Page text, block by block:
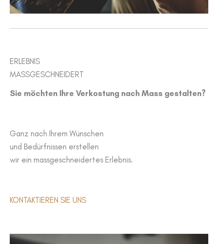
ERLEBNIS
MASSGESCHNEIDERT
Sie möchten Ihre Verkostung nach Mass gestalten?
Ganz nach Ihrem Wünschen
und Bedürfnissen erstellen
wir ein massgeschneidertes Erlebnis.
KONTAKTIEREN SIE UNS